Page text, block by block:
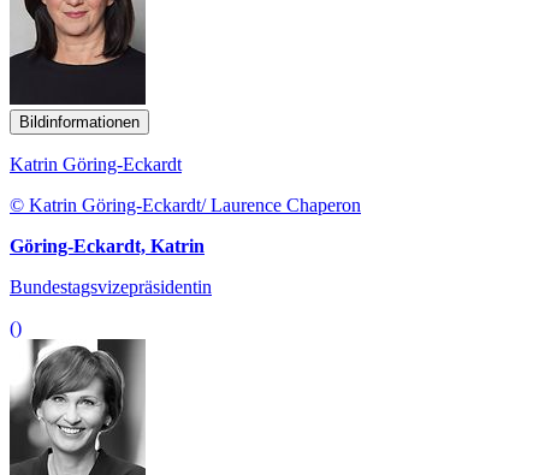
Bildinformationen
Katrin Göring-Eckardt
© Katrin Göring-Eckardt/ Laurence Chaperon
Göring-Eckardt, Katrin
Bundestagsvizepräsidentin
()